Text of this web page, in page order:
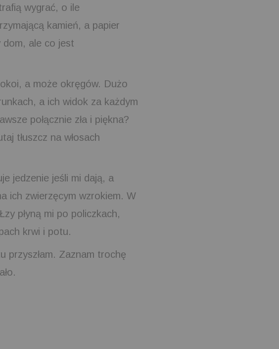
wygrać, o ile
kamień, a papier
dom, ale co jest
a może okręgów. Dużo
a ich widok za każdym
połącznie zła i piękna?
tłuszcz na włosach
jedzenie jeśli mi dają, a
ich zwierzęcym wzrokiem. W
płyną mi po policzkach,
krwi i potu.
przyszłam. Zaznam trochę